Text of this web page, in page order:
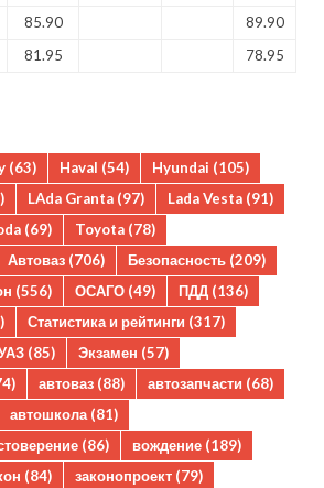
85.90
89.90
81.95 78.95
(63) Haval (54) Hyundai (105)
LAda Granta (97) Lada Vesta (91)
(69) Toyota (78)
Автоваз (706) Безопасность (209)
(556) ОСАГО (49) ПДД (136)
Статистика и рейтинги (317)
(85) Экзамен (57)
автоваз (88) автозапчасти (68)
автошкола(81)
(86) вождение (189)
(84) законопроект (79)